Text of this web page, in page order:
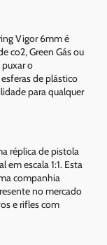
Vigor 6mm é
co2, Green Gás ou
o
de plástico
para qualquer
réplica de pistola
em escala 1:1. Esta
companhia
no mercado
e rifles com